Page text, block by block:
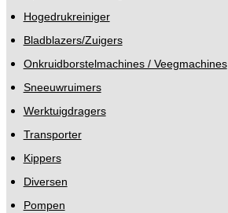
Hogedrukreiniger
Bladblazers/Zuigers
Onkruidborstelmachines / Veegmachines
Sneeuwruimers
Werktuigdragers
Transporter
Kippers
Diversen
Pompen